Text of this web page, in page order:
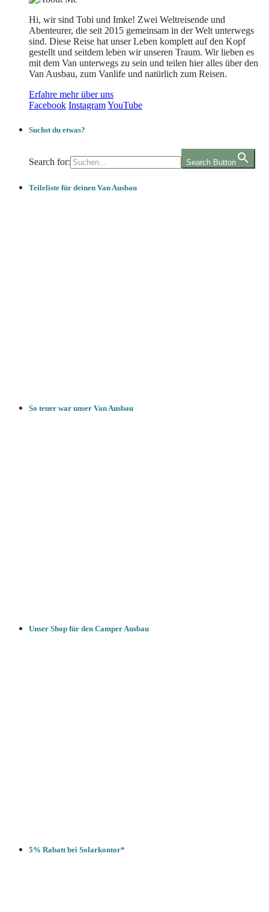
Hi, wir sind Tobi und Imke! Zwei Weltreisende und
Abenteurer, die seit 2015 gemeinsam in der Welt unterwegs
sind. Diese Reise hat unser Leben komplett auf den Kopf
gestellt und seitdem leben wir unseren Traum. Wir lieben es
mit dem Van unterwegs zu sein und teilen hier alles über den
Van Ausbau, zum Vanlife und natürlich zum Reisen.
Erfahre mehr über uns
Facebook InstagramYouTube
Suchst du etwas?
Search for: Search Button
Teileliste für deinen Van Ausbau
So teuer war unser Van Ausbau
Unser Shop für den Camper Ausbau
5% Rabatt bei Solarkontor*